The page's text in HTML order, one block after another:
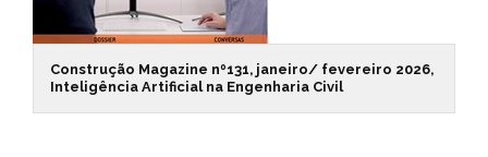
Construção Magazine nº131, janeiro/ fevereiro 2026,
Inteligência Artificial na Engenharia Civil